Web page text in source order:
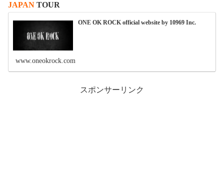
JAPAN TOUR
ONE OK ROCK official website by 10969 Inc.
www.oneokrock.com
スポンサーリンク